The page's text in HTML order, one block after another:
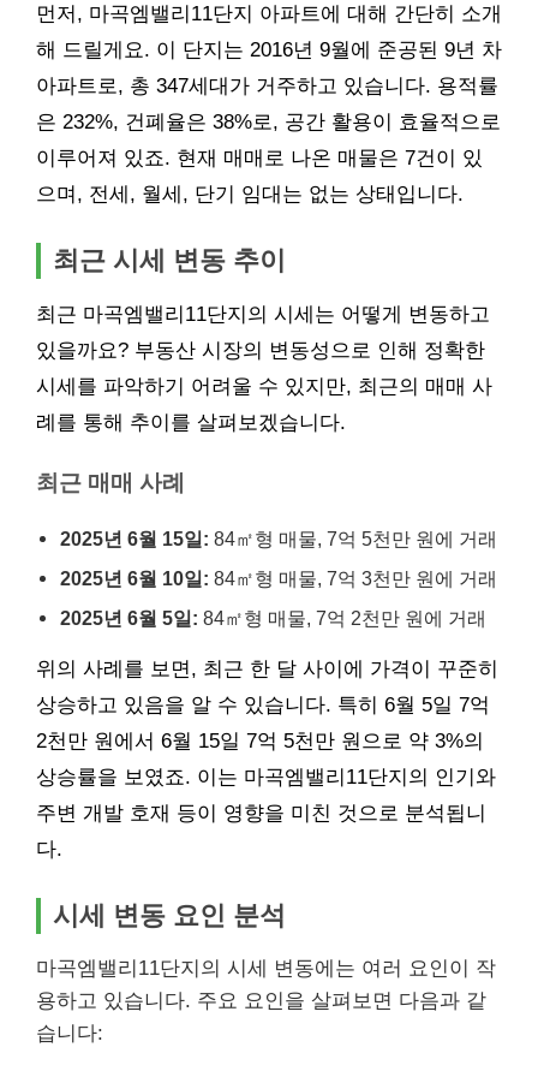
먼저, 마곡엠밸리11단지 아파트에 대해 간단히 소개
해 드릴게요. 이 단지는 2016년 9월에 준공된 9년 차
아파트로, 총 347세대가 거주하고 있습니다. 용적률
은 232%, 건폐율은 38%로, 공간 활용이 효율적으로
이루어져 있죠. 현재 매매로 나온 매물은 7건이 있
으며, 전세, 월세, 단기 임대는 없는 상태입니다.
최근 시세 변동 추이
최근 마곡엠밸리11단지의 시세는 어떻게 변동하고
있을까요? 부동산 시장의 변동성으로 인해 정확한
시세를 파악하기 어려울 수 있지만, 최근의 매매 사
례를 통해 추이를 살펴보겠습니다.
최근 매매 사례
2025년 6월 15일: 84㎡형 매물, 7억 5천만 원에 거래
2025년 6월 10일: 84㎡형 매물, 7억 3천만 원에 거래
2025년 6월 5일: 84㎡형 매물, 7억 2천만 원에 거래
위의 사례를 보면, 최근 한 달 사이에 가격이 꾸준히
상승하고 있음을 알 수 있습니다. 특히 6월 5일 7억
2천만 원에서 6월 15일 7억 5천만 원으로 약 3%의
상승률을 보였죠. 이는 마곡엠밸리11단지의 인기와
주변 개발 호재 등이 영향을 미친 것으로 분석됩니
다.
시세 변동 요인 분석
마곡엠밸리11단지의 시세 변동에는 여러 요인이 작
용하고 있습니다. 주요 요인을 살펴보면 다음과 같
습니다: